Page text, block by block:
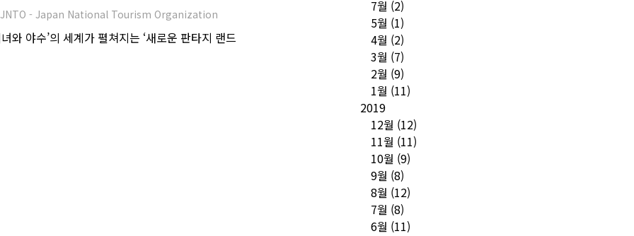
JNTO - Japan National Tourism Organization
와 야수’의 세계가 펼쳐지는 ‘새로운 판타지 랜드
7월 (2)
5월 (1)
4월 (2)
3월 (7)
2월 (9)
1월 (11)
2019
12월 (12)
11월 (11)
10월 (9)
9월 (8)
8월 (12)
7월 (8)
6월 (11)